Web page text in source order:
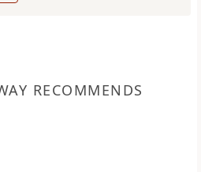
RECOMMENDS